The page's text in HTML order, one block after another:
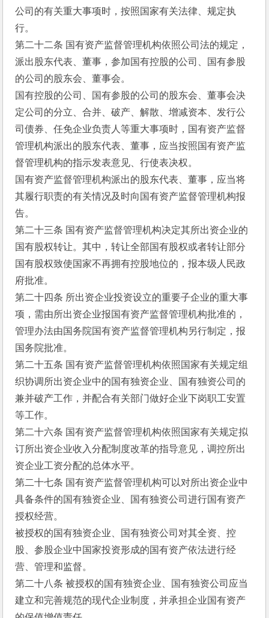
公司的有关重大事项时，按照国家有关法律、规定执
行。
第二十二条 国有资产监督管理机构依照公司法的规定，
派出股东代表、董事，参加国有控股的公司、国有参股
的公司的股东会、董事会。
国有控股的公司、国有参股的公司的股东会、董事会决
定公司的分立、合并、破产、解散、增减资本、发行公
司债券、任免企业负责人等重大事项时，国有资产监督
管理机构派出的股东代表、董事，应当按照国有资产监
督管理机构的指示发表意见、行使表决权。
国有资产监督管理机构派出的股东代表、董事，应当将
其履行职责的有关情况及时向国有资产监督管理机构报
告。
第二十三条 国有资产监督管理机构决定其所出资企业的
国有股权转让。其中，转让全部国有股权或者转让部分
国有股权致使国家不再拥有控股地位的，报本级人民政
府批准。
第二十四条 所出资企业投资设立的重要子企业的重大事
项，需由所出资企业报国有资产监督管理机构批准的，
管理办法由国务院国有资产监督管理机构另行制定，报
国务院批准。
第二十五条 国有资产监督管理机构依照国家有关规定组
织协调所出资企业中的国有独资企业、国有独资公司的
兼并破产工作，并配合有关部门做好企业下岗职工安置
等工作。
第二十六条 国有资产监督管理机构依照国家有关规定拟
订所出资企业收入分配制度改革的指导意见，调控所出
资企业工资分配的总体水平。
第二十七条 国有资产监督管理机构可以对所出资企业中
具备条件的国有独资企业、国有独资公司进行国有资产
授权经营。
被授权的国有独资企业、国有独资公司对其全资、控
股、参股企业中国家投资形成的国有资产依法进行经
营、管理和监督。
第二十八条 被授权的国有独资企业、国有独资公司应当
建立和完善规范的现代企业制度，并承担企业国有资产